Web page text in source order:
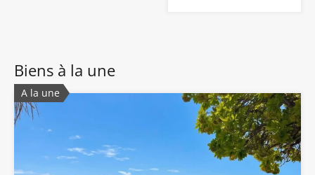
Biens à la une
A la une